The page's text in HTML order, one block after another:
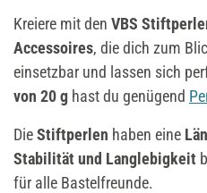
Kreiere mit den VBS
Accessoires, die dich zum
einsetzbar und lassen sich
von 20 g hast du genügend
DieStiftperlen haben eine
Stabilität und Langlebigkeit
für alle Bastelfreunde.